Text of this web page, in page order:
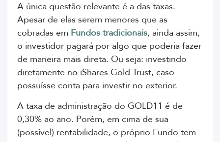
A única questão relevante é a das taxas.
Apesar de elas serem menores que as
cobradas em Fundos tradicionais, ainda assim,
o investidor pagará por algo que poderia fazer
de maneira mais direta. Ou seja: investindo
diretamente no iShares Gold Trust, caso
possuísse conta para investir no exterior.
A taxa de administração do GOLD11 é de
0,30% ao ano. Porém, em cima de sua
(possível) rentabilidade, o próprio Fundo tem